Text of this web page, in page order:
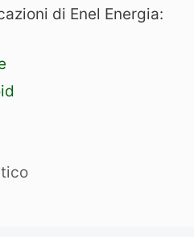
di Enel Energia: